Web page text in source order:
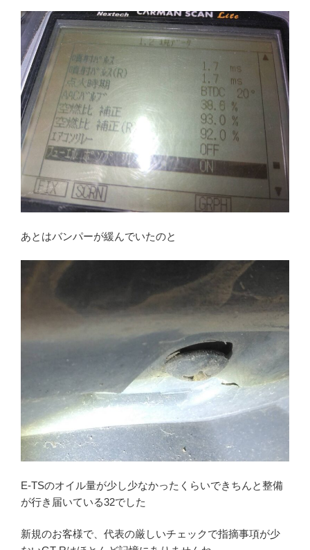
あとはバンパーが緩んでいたのと
E-TSのオイル量が少し少なかったくらいできちんと整備
が行き届いている32でした
新規のお客様で、代表の厳しいチェックで指摘事項が少